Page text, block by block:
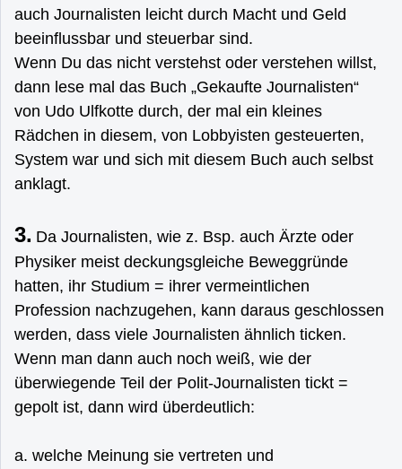
auch Journalisten leicht durch Macht und Geld
beeinflussbar und steuerbar sind.
Wenn Du das nicht verstehst oder verstehen willst,
dann lese mal das Buch „Gekaufte Journalisten“
von Udo Ulfkotte durch, der mal ein kleines
Rädchen in diesem, von Lobbyisten gesteuerten,
System war und sich mit diesem Buch auch selbst
anklagt.
3. Da Journalisten, wie z. Bsp. auch Ärzte oder
Physiker meist deckungsgleiche Beweggründe
hatten, ihr Studium = ihrer vermeintlichen
Profession nachzugehen, kann daraus geschlossen
werden, dass viele Journalisten ähnlich ticken.
Wenn man dann auch noch weiß, wie der
überwiegende Teil der Polit-Journalisten tickt =
gepolt ist, dann wird überdeutlich:
a. welche Meinung sie vertreten und